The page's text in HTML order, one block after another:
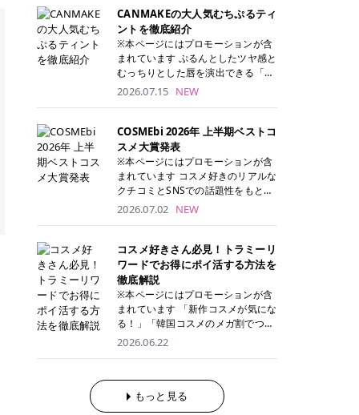
ッドに含まれているため、コットン
を用意する手間がなく、忙しい朝で
もサッと使えるのが魅力です。 ま
た、保湿成分を豊富に配合した商品
が多く、拭き取り後にそのまま部分
用パックとして使えるトナーパッド
も増えています。 一方、拭き取り化
粧水は液体タイプのため、コットン
整しやすく、お気に入りの化粧水を
使いたい方やコストを抑えて続けた
い方にもおすすめです。 トナーパッ
ドのメリット トナーパッドは、角質
ケア・保湿ケア・部分用パックまで
1枚で行える便利なスキンケアアイ
テムです。 ここでは、トナーパッド
す。 古い角質や皮脂汚れをやさしく
オフ トナーパッドを使用すること
で、洗顔だけでは落としきれない古
い角質や余分な皮脂汚れをやさしく
拭き取り、なめらかな肌へ整えま
す。 保湿ケアまで1枚でできる 保湿
成分を配合したトナーパッドなら、
ケアにもぴったりです。 部分パック
としても使える 多くのトナーパッド
は、乾燥が気になる頬や額、小鼻な
ニック 全身＋VIO 全身＋VIO＋顔 特
徴 脱毛器 詳細 フレイアクリニック
52,800円(税込)/5回 94,600円(税
込)/5回 肌への負担に配慮しなが
ら、コストパフォーマンスも重視し
たい方に！ メディオスターモノリス
メディオスターNeXT PRO 公式サイ
ト> レジーナクリニック 52,800円
(税込)/5回 99,000円(税込)/5回 ジェ
ントルシリーズを選べるため、脱毛
機にこだわりたい方におすすめ！ ジ
ェントルマックスプロ ジェントルマ
ックスプロプラス ジェントルレーズ
プロ ソプラノチタニウム 公式サイ
ト> エミナルクリニック 49,500円
(税込)/6回 93,500円(税込)/6回 エミ
定！月々払いも安くて通いやすい ク
リスタルプロ 公式サイト> リゼクリ
ニック 109,800円(税込)/5回 144,80
0円(税込)/5回 毛質に合わせて脱毛
機を選択可能！有効期限も5年と長
くマイペースに通いやすい ラシャ
メディオスターNeXT PRO ジェント
ルYAGプロ 公式サイト> ｜そもそも
うの？ 脱毛を考えたときに、まず悩
むのが「医療脱毛とエステ脱毛、ど
体系をはじめ、学生や友人同士でお
得になる割引キャンペーン、無料カ
ウンセリングから施術までの具体的
なステップを分かりやすく解説しま
す。 これから手軽に全身医療脱毛を
後までチェックして、ご自身にぴっ
ください！ クリニック 全身＋VIO
全身＋VIO＋顔 特徴 脱毛器 詳細 フ
レイアクリニック 52,800円(税込)/5
回 94,600円(税込)/5回 肌への負担
に配慮しながら、コストパフォーマ
ンスも重視したい方に！ メディオス
ターモノリス メディオスターNeXT
PRO 公式サイト> レジーナクリニッ
ク 52,800円(税込)/5回 99,000円(税
込)/5回 ジェントルシリーズを選べ
るため、脱毛機にこだわりたい方に
おすすめ！ ジェントルマックスプロ
ジェントルマックスプロプラス ジェ
ントルレーズプロ ソプラノチタニウ
ム 公式サイト> エミナルクリニック
49,500円(税込)/6回 93,500円(税
込)/6回 エミナルクリニックの始め
通いやすい クリスタルプロ 公式サ
イト> リゼクリニック 109,800円(税
CANMAKEの大人気むちぷるティ
ントを徹底紹介
※本ページにはプロモーションが含
まれています ぷるんとしたツヤ感と
むっちりとした唇を演出できる「C
ANMAKE（キャンメイク）むちぷる
湿ケアも叶えられることから、SNS
でも話題の人気リップです。 「自分
にはどのカラーが似合う？」「イエ
ベ・ブルベ別のおすすめは？」と気
になっている方も多いのではないで
とともにご紹介！それぞれの色味や
なメイクに合うのかまで詳しく解説
します✨ ※メイクアップ効果による
CANMAKE むちぷるティントとは？
CANMAKE むちぷるティントは、テ
ィント・プランパー・保湿ケアを1
本で叶えるリップです。 するすると
塗れるなめらかなテクスチャーで、
縦ジワをカバーしながら、むっちり
としたツヤのある唇を演出します。
るため、乾燥しにくくデイリー使い
にもぴったり！ アイテム詳細を見る
2026.07.15 NEW
COSMEbi 2026年 上半期ベストコ
スメ大賞発表
※本ページにはプロモーションが含
まれています コスメ好きのリアルな
クチコミとSNSでの話題性をもとに
選出された、COSMEbi 2026年上半
た名品たちを、カテゴリ別にご紹介
します。 本記事では、2025年11月
～2026年4月までの半年間におい
て、COSMEbi内でのクチコミとSN
Sでの話題性を元に選出されたコス
メやスキンケアなどの化粧品を「総
国コスメ」に分けて1位～3位までを
ランキング形式で発表！ 2026年上
半期 総合大賞 AMUSE（アミュー
ズ）「 ジェルフィットグロス」 👑
「ジェルフィットグロス」の特徴 唇
2026.07.02 NEW
コスメ好きさん必見！トラミーリ
ワードでお得にポイ活する方法を
徹底解説
※本ページにはプロモーションが含
まれています 「新作コスメが気にな
る！」「韓国コスメのメガ割でつい
買いすぎてしまう……」 そんな美容
を少し工夫するだけでポイントを貯
められるため、コスメやスキンケア
にかかる費用を少しでも抑えたい方
2026.06.22
もっと見る